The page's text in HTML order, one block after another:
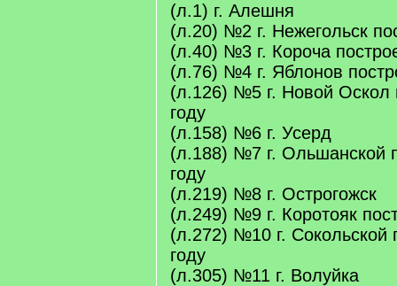
(л.1) г. Алешня
(л.20) №2 г. Нежегольск
(л.40) №3 г. Короча
(л.76) №4 г. Яблонов
(л.126) №5 г. Новой Оскол
году
(л.158) №6 г. Усерд
(л.188) №7 г. Ольшанской
году
(л.219) №8 г. Острогожск
(л.249) №9 г. Коротояк
(л.272) №10 г. Сокольской
году
(л.305) №11 г. Волуйка